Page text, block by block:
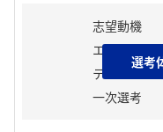
志望動機
エントリー
テスト
一次選考
選考